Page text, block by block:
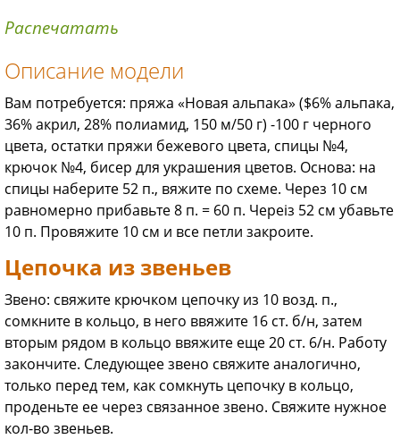
Распечатать
Описание модели
Вам потребуется: пряжа «Новая альпака» ($6% альпака,
36% акрил, 28% полиамид, 150 м/50 г) -100 г черного
цвета, остатки пряжи бежевого цвета, спицы №4,
крючок №4, бисер для украшения цветов. Основа: на
спицы наберите 52 п., вяжите по схеме. Через 10 см
равномерно прибавьте 8 п. = 60 п. Чepeiз 52 см убавьте
10 п. Провяжите 10 см и все петли закроите.
Цепочка из звеньев
Звено: свяжите крючком цепочку из 10 возд. п.,
сомкните в кольцо, в него ввяжите 16 ст. б/н, затем
вторым рядом в кольцо ввяжите еще 20 ст. 6/н. Работу
закончите. Следующее звено свяжите аналогично,
только перед тем, как сомкнуть цепочку в кольцо,
проденьте ее через связанное звено. Свяжите нужное
кол-во звеньев.